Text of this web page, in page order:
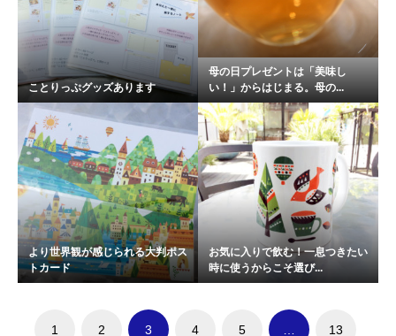
ことりっぷグッズあります
母の日プレゼントは「美味し
い！」からはじまる。母の...
より世界観が感じられる大判ポス
トカード
お気に入りで飲む！一息つきたい
時に使うからこそ選び...
1 2 3 4 5 13